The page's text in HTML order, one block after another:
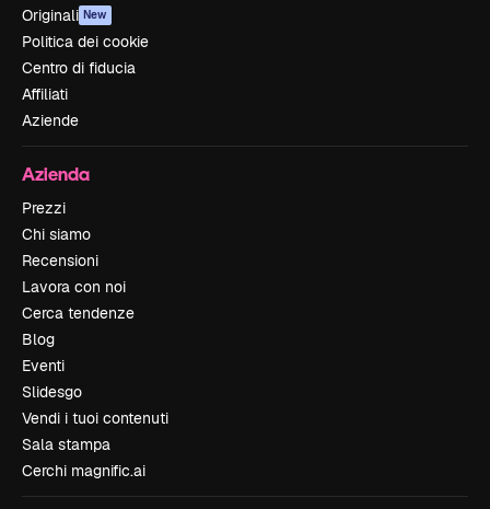
Originali New
Politica dei cookie
Centro di fiducia
Affiliati
Aziende
Azienda
Prezzi
Chi siamo
Recensioni
Lavora con noi
Cerca tendenze
Blog
Eventi
Slidesgo
Vendi i tuoi contenuti
Sala stampa
Cerchi magnific.ai